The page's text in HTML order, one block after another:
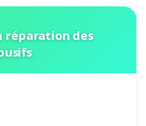
réparation des